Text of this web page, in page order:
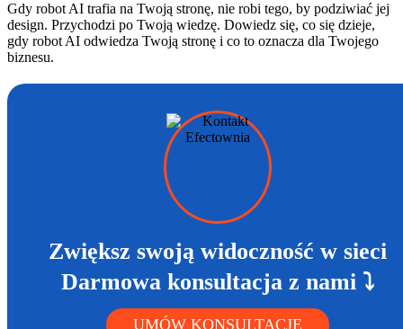
Gdy robot AI trafia na Twoją stronę, nie robi tego, by podziwiać jej
design. Przychodzi po Twoją wiedzę. Dowiedz się, co się dzieje,
gdy robot AI odwiedza Twoją stronę i co to oznacza dla Twojego
biznesu.
Zwiększ swoją widoczność w sieci
Darmowa konsultacja z nami ⤵
UMÓW KONSULTACJĘ